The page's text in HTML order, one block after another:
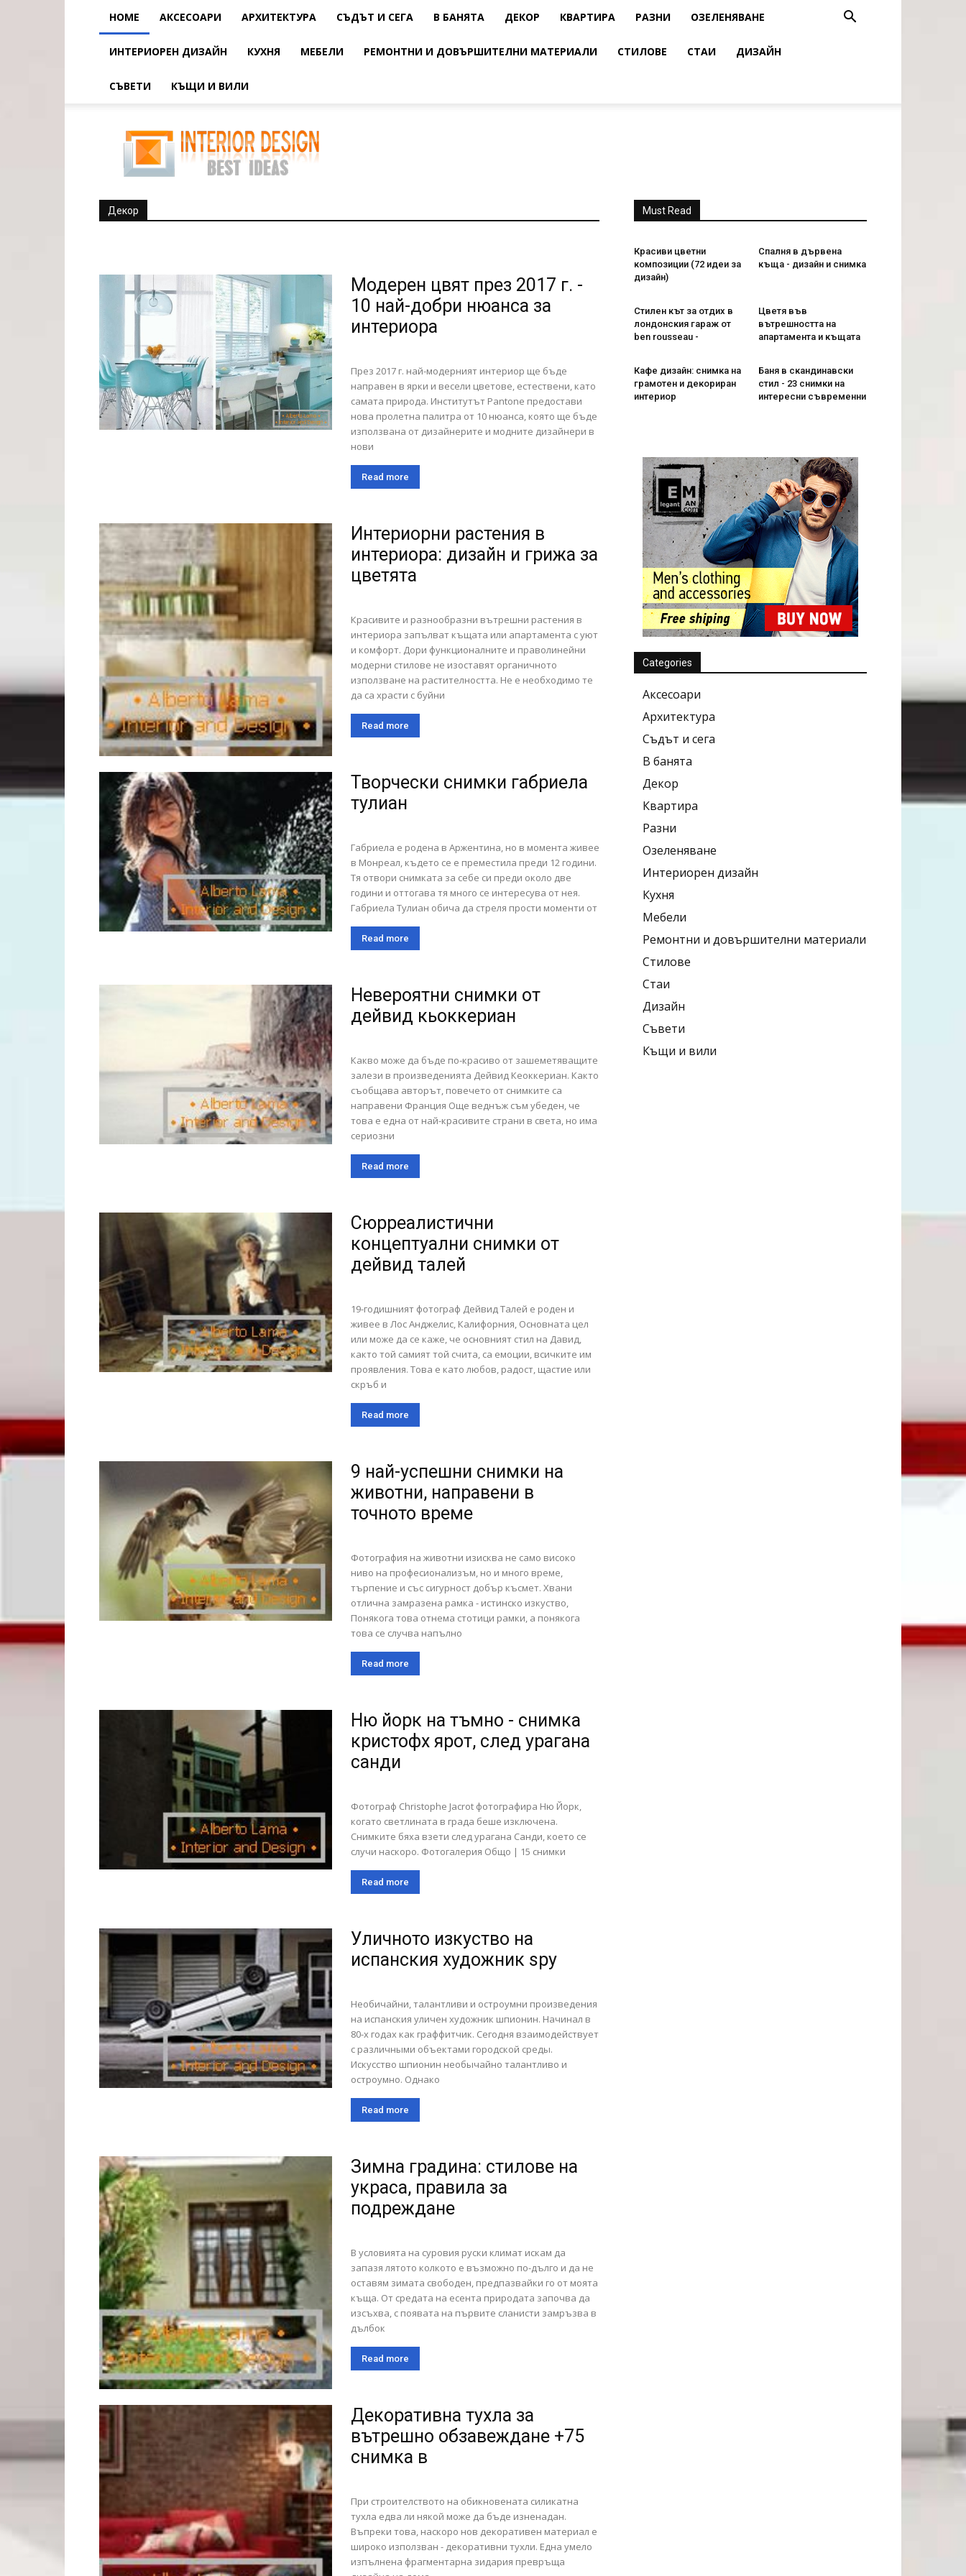
HOME АКСЕСОАРИ АРХИТЕКТУРА СЪДЪТ И СЕГА В БАНЯТА ДЕКОР КВАРТИРА РАЗНИ ОЗЕЛЕНЯВАНЕ
ИНТЕРИОРЕН ДИЗАЙН КУХНЯ МЕБЕЛИ РЕМОНТНИ И ДОВЪРШИТЕЛНИ МАТЕРИАЛИ СТИЛОВЕ СТАИ ДИЗАЙН
СЪВЕТИ КЪЩИ И ВИЛИ
Декор
Модерен цвят през 2017 г. -
10 най-добри нюанса за
интериора
През 2017 г. най-модерният интериор ще бъде
направен в ярки и весели цветове, естествени, като
самата природа. Институтът Pantone предостави
нова пролетна палитра от 10 нюанса, която ще бъде
използвана от дизайнерите и модните дизайнери в
нови
Read more
Интериорни растения в
интериора: дизайн и грижа за
цветята
Красивите и разнообразни вътрешни растения в
интериора запълват къщата или апартамента с уют
и комфорт. Дори функционалните и праволинейни
модерни стилове не изоставят органичното
използване на растителността. Не е необходимо те
да са храсти с буйни
Read more
Творчески снимки габриела
тулиан
Габриела е родена в Аржентина, но в момента живее
в Монреал, където се е преместила преди 12 години.
Тя отвори снимката за себе си преди около две
години и оттогава тя много се интересува от нея.
Габриела Тулиан обича да стреля прости моменти от
Read more
Невероятни снимки от
дейвид кьоккериан
Какво може да бъде по-красиво от зашеметяващите
залези в произведенията Дейвид Кеоккериан. Както
съобщава авторът, повечето от снимките са
направени Франция Още веднъж съм убеден, че
това е една от най-красивите страни в света, но има
сериозни
Read more
Сюрреалистични
концептуални снимки от
дейвид талей
19-годишният фотограф Дейвид Талей е роден и
живее в Лос Анджелис, Калифорния, Основната цел
или може да се каже, че основният стил на Давид,
както той самият той счита, са емоции, всичките им
проявления. Това е като любов, радост, щастие или
скръб и
Read more
9 най-успешни снимки на
животни, направени в
точното време
Фотография на животни изисква не само високо
ниво на професионализъм, но и много време,
търпение и със сигурност добър късмет. Хвани
отлична замразена рамка - истинско изкуство,
Понякога това отнема стотици рамки, а понякога
това се случва напълно
Read more
Ню йорк на тъмно - снимка
кристофх ярот, след урагана
санди
Фотограф Christophe Jacrot фотографира Ню Йорк,
когато светлината в града беше изключена.
Снимките бяха взети след урагана Санди, което се
случи наскоро. Фотогалерия Общо | 15 снимки
Read more
Уличното изкуство на
испанския художник spy
Необичайни, талантливи и остроумни произведения
на испанския уличен художник шпионин. Начинал в
80-х годах как граффитчик. Сегодня взаимодействует
с различными объектами городской среды.
Искусство шпионин необычайно талантливо и
остроумно. Однако
Read more
Зимна градина: стилове на
украса, правила за
подреждане
В условията на суровия руски климат искам да
запазя лятото колкото е възможно по-дълго и да не
оставям зимата свободен, предпазвайки го от моята
къща. От средата на есента природата започва да
изсъхва, с появата на първите сланисти замръзва в
дълбок
Read more
Декоративна тухла за
вътрешно обзавеждане +75
снимка в
При строителството на обикновената силикатна
тухла едва ли някой може да бъде изненадан.
Въпреки това, наскоро нов декоративен материал е
широко използван - декоративни тухли. Една умело
изпълнена фрагментарна зидария превръща
Must Read
Красиви цветни
композиции (72 идеи за
дизайн)
Спалня в дървена
къща - дизайн и снимка
Стилен кът за отдих в
лондонския гараж от
ben rousseau -
Цветя във
вътрешността на
апартамента и къщата
Кафе дизайн: снимка на
грамотен и декориран
интериор
Баня в скандинавски
стил - 23 снимки на
интересни съвременни
Categories
Аксесоари
Архитектура
Съдът и сега
В банята
Декор
Квартира
Разни
Озеленяване
Интериорен дизайн
Кухня
Мебели
Ремонтни и довършителни материали
Стилове
Стаи
Дизайн
Съвети
Къщи и вили